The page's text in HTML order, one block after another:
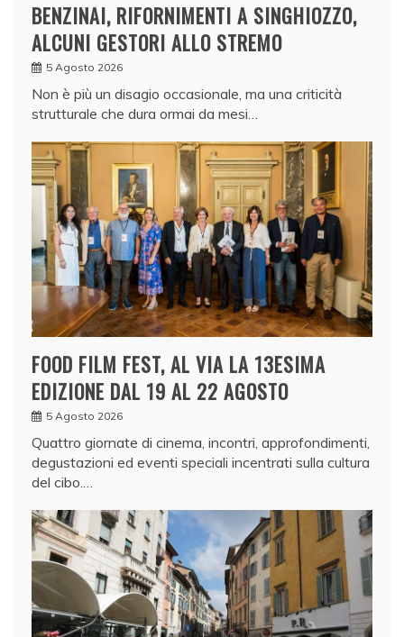
BENZINAI, RIFORNIMENTI A SINGHIOZZO,
ALCUNI GESTORI ALLO STREMO
5 Agosto 2026
Non è più un disagio occasionale, ma una criticità
strutturale che dura ormai da mesi…
FOOD FILM FEST, AL VIA LA 13ESIMA
EDIZIONE DAL 19 AL 22 AGOSTO
5 Agosto 2026
Quattro giornate di cinema, incontri, approfondimenti,
degustazioni ed eventi speciali incentrati sulla cultura
del cibo.…